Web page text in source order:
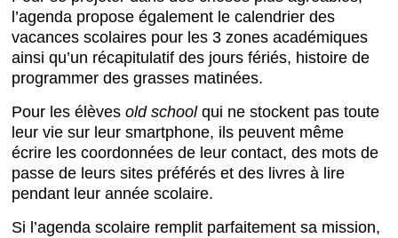
l’agenda propose également le calendrier des
vacances scolaires pour les 3 zones académiques
ainsi qu’un récapitulatif des jours fériés, histoire de
programmer des grasses matinées.
Pour les élèvesold schoolqui ne stockent pas toute
leur vie sur leur smartphone, ils peuvent même
écrire les coordonnées de leur contact, des mots de
passe de leurs sites préférés et des livres à lire
pendant leur année scolaire.
Si l’agenda scolaire remplit parfaitement sa mission,